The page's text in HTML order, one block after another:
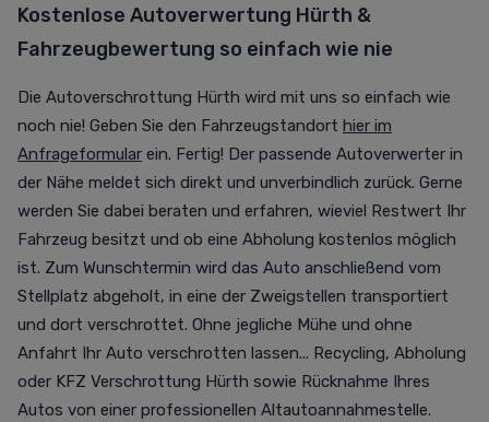
Kostenlose Autoverwertung Hürth &
Fahrzeugbewertung so einfach wie nie
Die Autoverschrottung Hürth wird mit uns so einfach wie
noch nie! Geben Sie den Fahrzeugstandort hier im
Anfrageformular ein. Fertig! Der passende Autoverwerter in
der Nähe meldet sich direkt und unverbindlich zurück. Gerne
werden Sie dabei beraten und erfahren, wieviel Restwert Ihr
Fahrzeug besitzt und ob eine Abholung kostenlos möglich
ist. Zum Wunschtermin wird das Auto anschließend vom
Stellplatz abgeholt, in eine der Zweigstellen transportiert
und dort verschrottet. Ohne jegliche Mühe und ohne
Anfahrt Ihr Auto verschrotten lassen... Recycling, Abholung
oder KFZ Verschrottung Hürth sowie Rücknahme Ihres
Autos von einer professionellen Altautoannahmestelle.